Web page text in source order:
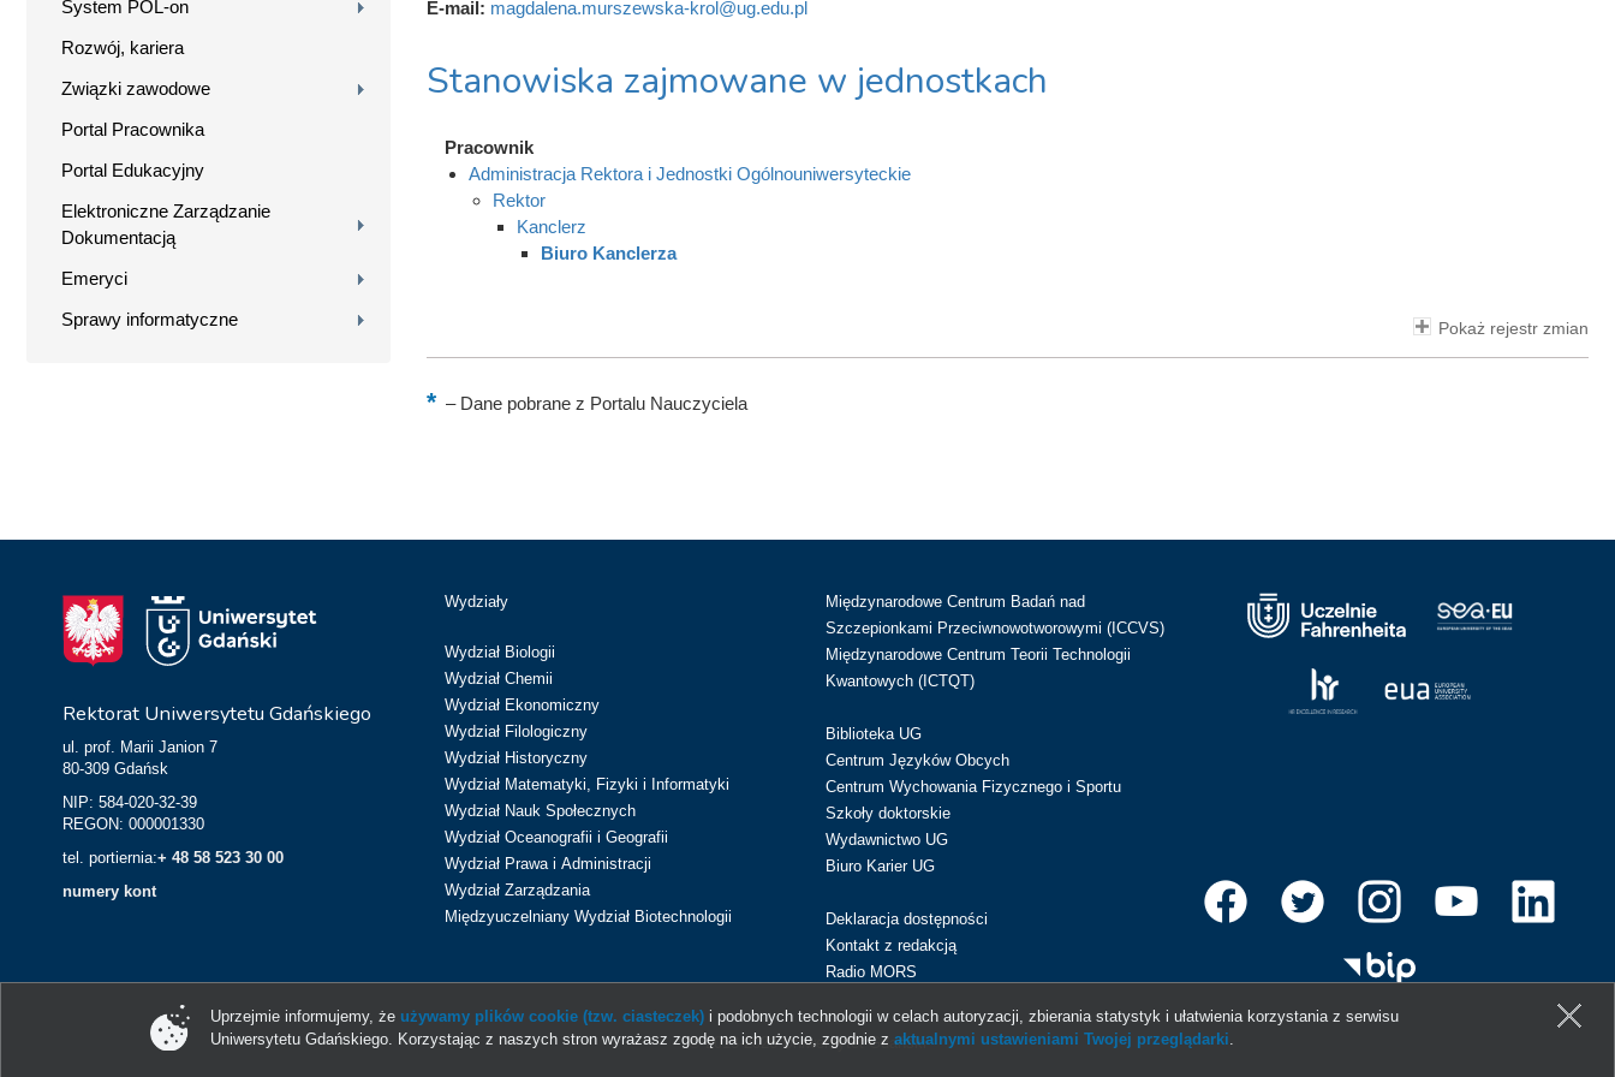
System POL-on
Rozwój, kariera
Związki zawodowe
Portal Pracownika
Portal Edukacyjny
Elektroniczne Zarządzanie
Dokumentacją
Emeryci
Sprawy informatyczne
E-mail: magdalena.murszewska-krol@ug.edu.pl
Stanowiska zajmowane w jednostkach
Pracownik
Administracja Rektora i Jednostki Ogólnouniwersyteckie
Rektor
Kanclerz
Biuro Kanclerza
Pokaż rejestr zmian
–Dane pobrane z Portalu Nauczyciela
Rektorat Uniwersytetu Gdańskiego
ul. prof. Marii Janion 7
80-309 Gdańsk
NIP: 584-020-32-39
REGON: 000001330
tel. portiernia:+ 48 58 523 30 00
numery kont
Wydziały
Wydział Biologii
Wydział Chemii
Wydział Ekonomiczny
Wydział Filologiczny
Wydział Historyczny
Wydział Matematyki, Fizyki i Informatyki
Wydział Nauk Społecznych
Wydział Oceanografii i Geografii
Wydział Prawa i Administracji
Wydział Zarządzania
Międzyuczelniany Wydział Biotechnologii
Międzynarodowe Centrum Badań nad
Szczepionkami Przeciwnowotworowymi (ICCVS)
Międzynarodowe Centrum Teorii Technologii
Kwantowych (ICTQT)
Biblioteka UG
Centrum Języków Obcych
Centrum Wychowania Fizycznego i Sportu
Szkoły doktorskie
Wydawnictwo UG
Biuro Karier UG
Deklaracja dostępności
Kontakt z redakcją
Radio MORS
© 2013-2026 Uniwersytet Gdański
Uprzejmie informujemy, że używamy plików cookie (tzw. ciasteczek)i podobnych technologii w celach autoryzacji, zbierania statystyk i ułatwienia korzystania z serwisu
Uniwersytetu Gdańskiego. Korzystając z naszych stron wyrażasz zgodę na ich użycie, zgodnie z aktualnymi ustawieniami Twojej przeglądarki.